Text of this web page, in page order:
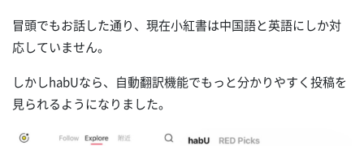
冒頭でもお話した通り、現在小紅書は中国語と英語にしか対
応していません。
しかしhabUなら、自動翻訳機能でもっと分かりやすく投稿を
見られるようになりました。